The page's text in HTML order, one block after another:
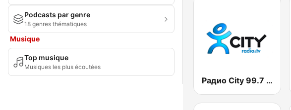
Podcasts par genre
18 genres thématiques
Musique
Top musique
Musiques les plus écoutées
Радио City 99.7 FM